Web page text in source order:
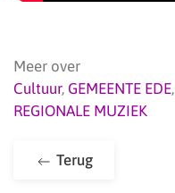
Meer over
Cultuur, GEMEENTE EDE,
REGIONALE MUZIEK
Terug